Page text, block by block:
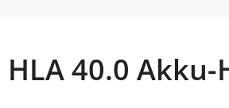
HLA 40.0